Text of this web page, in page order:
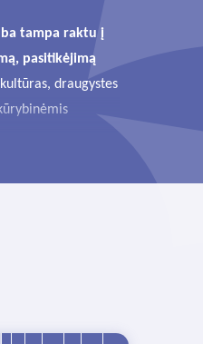
tampa raktu į
pasitikėjimą
draugystes